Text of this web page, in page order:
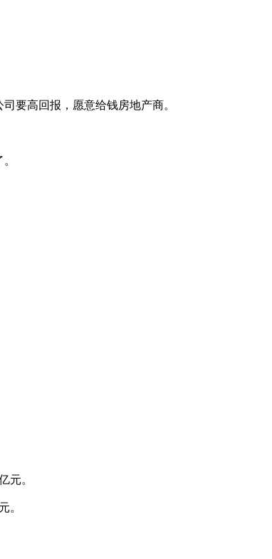
要高回报，愿意给钱房地产商。
元。
。